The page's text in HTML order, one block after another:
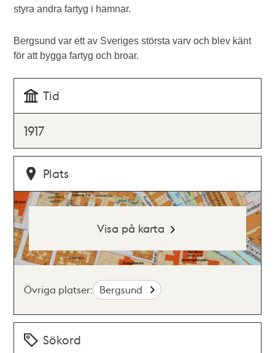
styra andra fartyg i hamnar.
Bergsund var ett av Sveriges största varv och blev känt
för att bygga fartyg och broar.
Tid
1917
Plats
Visa på karta
Övriga platser: Bergsund
Sökord